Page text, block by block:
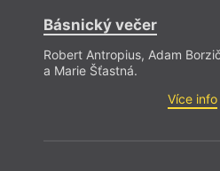
Básnický večer
Robert Antropius, Adam
a Marie Šťastná.
Více info